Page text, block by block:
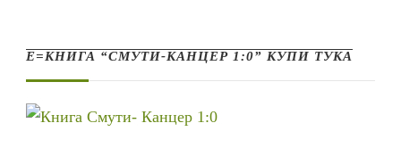
Е=КНИГА “СМУТИ-КАНЦЕР 1:0” КУПИ ТУКА